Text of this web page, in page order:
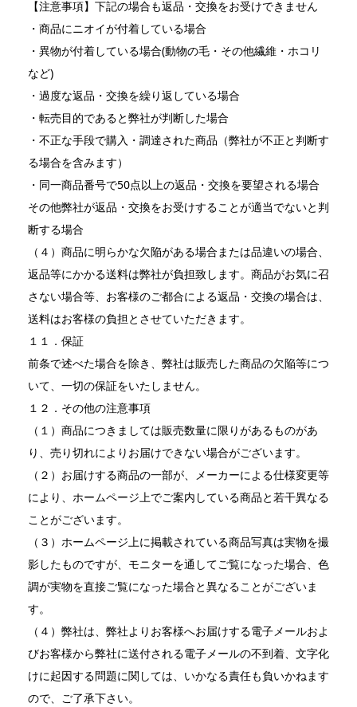
【注意事項】下記の場合も返品・交換をお受けできません
・商品にニオイが付着している場合
・異物が付着している場合(動物の毛・その他繊維・ホコリ
など)
・過度な返品・交換を繰り返している場合
・転売目的であると弊社が判断した場合
・不正な手段で購入・調達された商品（弊社が不正と判断す
る場合を含みます）
・同一商品番号で50点以上の返品・交換を要望される場合
その他弊社が返品・交換をお受けすることが適当でないと判
断する場合
（４）商品に明らかな欠陥がある場合または品違いの場合、
返品等にかかる送料は弊社が負担致します。商品がお気に召
さない場合等、お客様のご都合による返品・交換の場合は、
送料はお客様の負担とさせていただきます。
１１．保証
前条で述べた場合を除き、弊社は販売した商品の欠陥等につ
いて、一切の保証をいたしません。
１２．その他の注意事項
（１）商品につきましては販売数量に限りがあるものがあ
り、売り切れによりお届けできない場合がございます。
（２）お届けする商品の一部が、メーカーによる仕様変更等
により、ホームページ上でご案内している商品と若干異なる
ことがございます。
（３）ホームページ上に掲載されている商品写真は実物を撮
影したものですが、モニターを通してご覧になった場合、色
調が実物を直接ご覧になった場合と異なることがございま
す。
（４）弊社は、弊社よりお客様へお届けする電子メールおよ
びお客様から弊社に送付される電子メールの不到着、文字化
けに起因する問題に関しては、いかなる責任も負いかねます
ので、ご了承下さい。